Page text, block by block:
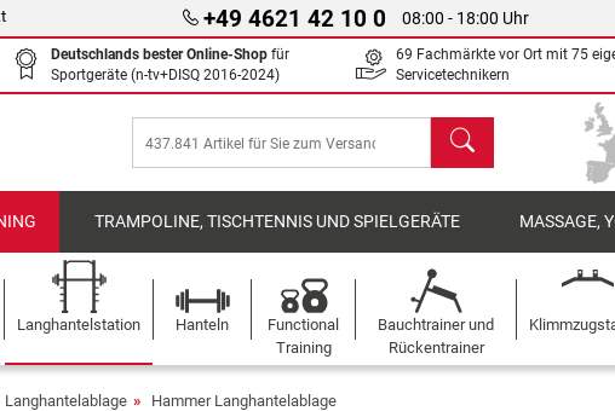
+49 4621 42 10 0 08:00 - 18:00 Uhr
Deutschlands bester Online-Shop für
Sportgeräte (n-tv+DISQ 2016-2024)
69 Fachmärkte vor Ort mit 75
Servicetechnikern
Suchen
TRAMPOLINE, TISCHTENNIS UND SPIELGERÄTE MASSAGE,
Langhantelstation Hanteln
Functional
Training
Bauchtrainer und
Rückentrainer
Langhantelablage Hammer Langhantelablage